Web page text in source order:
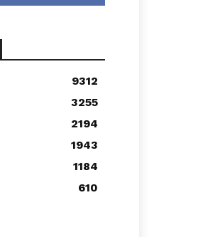
9312
3255
2194
1943
1184
610